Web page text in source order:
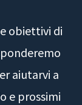
obiettivi di
aiutarvi a
e prossimi